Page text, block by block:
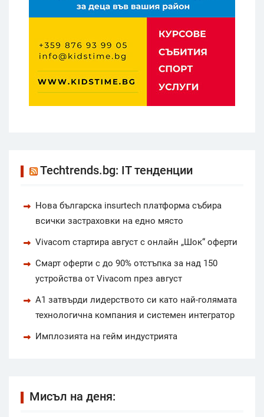
Techtrends.bg: IT тенденции
Нова българска insurtech платформа събира
всички застраховки на едно място
Vivacom стартира август с онлайн „Шок“ оферти
Смарт оферти с до 90% отстъпка за над 150
устройства от Vivacom през август
А1 затвърди лидерството си като най-голямата
технологична компания и системен интегратор
Имплозията на гейм индустрията
Мисъл на деня: